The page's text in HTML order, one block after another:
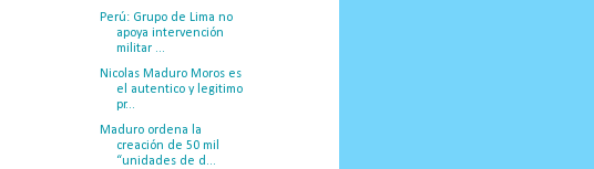
Perú: Grupo de Lima no
apoya intervención
militar ...
Nicolas Maduro Moros es
el autentico y legitimo
pr...
Maduro ordena la
creación de 50 mil
“unidades de d...